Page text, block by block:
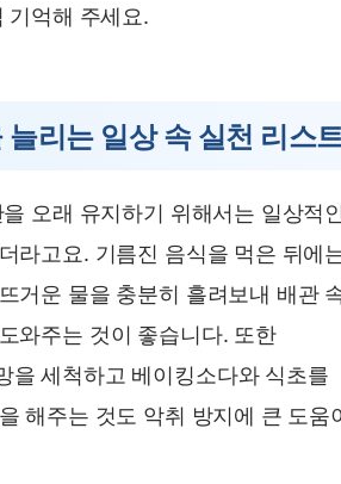
기억해 주세요.
리는 일상 속 실천 리스
오래 유지하기 위해서는 일상적
라고요. 기름진 음식을 먹은 뒤에
거운 물을 충분히 흘려보내 배관
와주는 것이 좋습니다. 또한
을 세척하고 베이킹소다와 식초를
해주는 것도 악취 방지에 큰 도움